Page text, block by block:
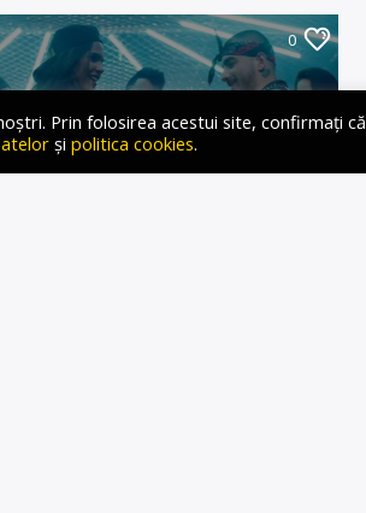
0
ON THE FLOOR
Prin folosirea acestui site, confirmați că
și politica cookies.